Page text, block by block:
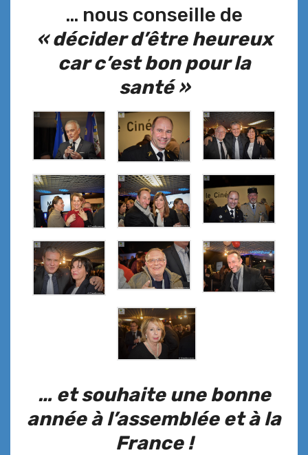
… nous conseille de
« décider d’être heureux
car c’est bon pour la
santé »
… et souhaite une bonne
année à l’assemblée et à la
France !